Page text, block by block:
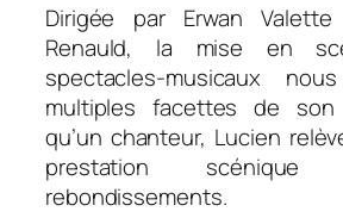
Dirigée par Erwan
Renauld, la mise en
spectacles-musicaux
multiples facettes de son
qu’un chanteur, Lucien
prestation
rebondissements.